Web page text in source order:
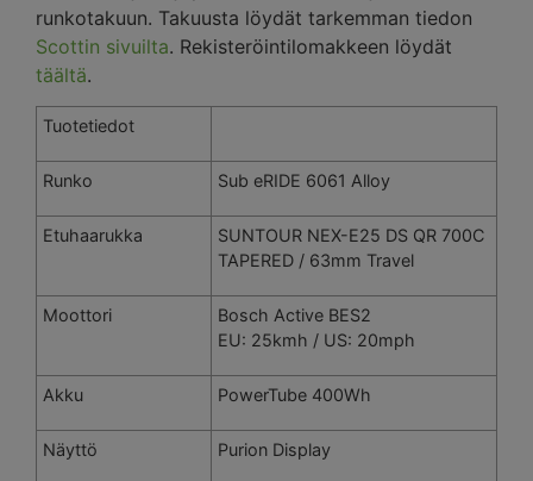
runkotakuun. Takuusta löydät tarkemman tiedon
Scottin sivuilta. Rekisteröintilomakkeen löydät
täältä.
Tuotetiedot
Runko Sub eRIDE 6061 Alloy
Etuhaarukka
SUNTOUR NEX-E25 DS QR 700C
TAPERED / 63mm Travel
Moottori
Bosch Active BES2
EU: 25kmh / US: 20mph
Akku PowerTube 400Wh
Näyttö Purion Display